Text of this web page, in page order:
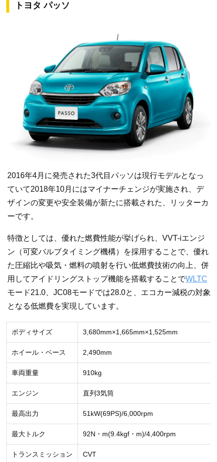
トヨタ パッソ
2016年4月に発売された3代目パッソは現行モデルとなっ
ていて2018年10月にはマイナーチェンジが実施され、デ
ザインの変更や安全装備が新たに搭載された、リッターカ
ーです。
特徴としては、優れた燃費性能が挙げられ、VVT-iエンジ
ン（可変バルブタイミング機構）を採用することで、優れ
た圧縮比や吸気・燃料の噴射を行い低燃費技術の向上、併
用してアイドリングストップ機能を搭載することでWLTC
モード21.0、JC08モードでは28.0と、エコカー減税の対象
となる低燃費を実現しています。
ボディサイズ 3,680mm×1,665mm×1,525mm
ホイール・ベース 2,490mm
車両重量 910kg
エンジン 直列3気筒
最高出力 51kW(69PS)/6,000rpm
最大トルク 92N・m(9.4kgf・m)/4,400rpm
トランスミッション CVT